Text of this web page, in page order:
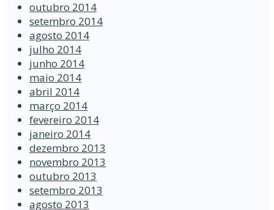
outubro 2014
setembro 2014
agosto 2014
julho 2014
junho 2014
maio 2014
abril 2014
março 2014
fevereiro 2014
janeiro 2014
dezembro 2013
novembro 2013
outubro 2013
setembro 2013
agosto 2013